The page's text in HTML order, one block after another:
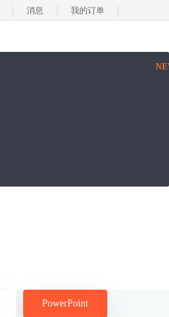
消息 我的订单
PowerPoint